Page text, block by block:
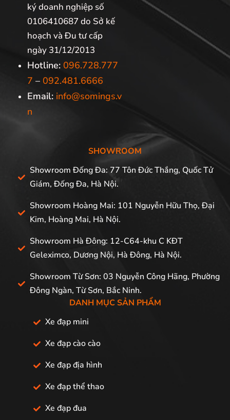
ký doanh nghiệp số
0106410687 do Sở kế
hoạch và Đu tư cấp
ngày 31/12/2013
Hotline: 096.728.777
7 – 092.481.6666
Email: info@somings.v
n
SHOWROOM
Showroom Đống Đa: 77 Tôn Đức Thắng, Quốc Tử
Giám, Đống Đa, Hà Nội.
Showroom Hoàng Mai: 101 Nguyễn Hữu Thọ, Đại
Kim, Hoàng Mai, Hà Nội.
Showroom Hà Đông: 12-C64-khu C KĐT
Geleximco, Dương Nội, Hà Đông, Hà Nội.
Showroom Từ Sơn: 03 Nguyễn Công Hãng, Phường
Đông Ngàn, Từ Sơn, Bắc Ninh.
DANH MỤC SẢN PHẨM
Xe đạp mini
Xe đạp cào cào
Xe đạp địa hình
Xe đạp thể thao
Xe đạp đua